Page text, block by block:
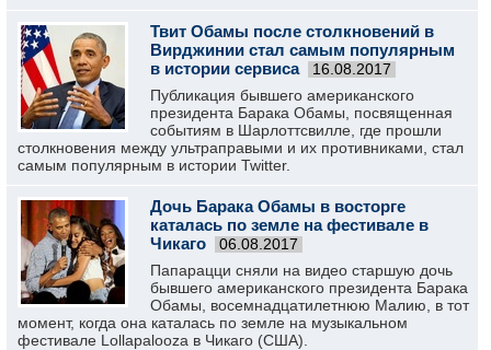
Твит Обамы после столкновений в
Вирджинии стал самым популярным
в истории сервиса
16.08.2017
Публикация бывшего американского
президента Барака Обамы, посвященная
событиям в Шарлоттсвилле, где прошли
столкновения между ультраправыми и их противниками, стал
самым популярным в истории Twitter.
Дочь Барака Обамы в восторге
каталась по земле на фестивале в
Чикаго
06.08.2017
Папарацци сняли на видео старшую дочь
бывшего американского президента Барака
Обамы, восемнадцатилетнюю Малию, в тот
момент, когда она каталась по земле на музыкальном
фестивале Lollapalooza в Чикаго (США).